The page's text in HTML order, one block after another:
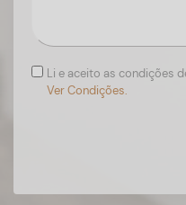
Li e aceito as condições
Ver Condições.